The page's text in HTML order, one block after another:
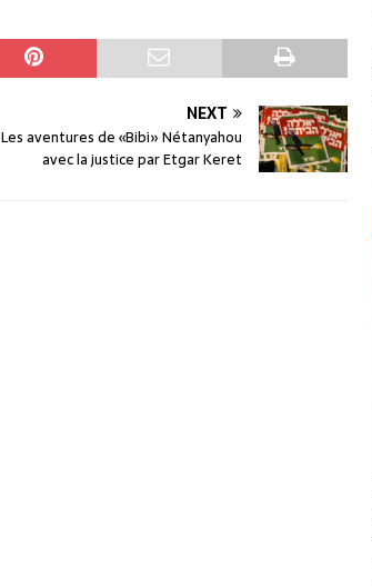
NEXT
Les aventures de «Bibi» Nétanyahou
avec la justice par Etgar Keret